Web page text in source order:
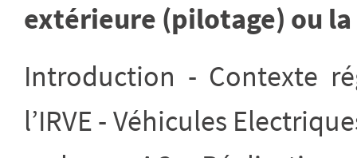
extérieure (pilotage) ou
Introduction - Contexte
l’IRVE - Véhicules